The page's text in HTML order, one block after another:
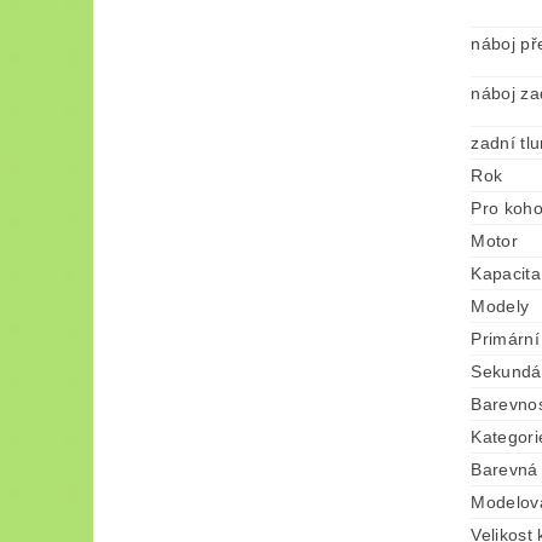
náboj
náboj
zadní
Rok
Pro koho
Motor
Modely
Velikost